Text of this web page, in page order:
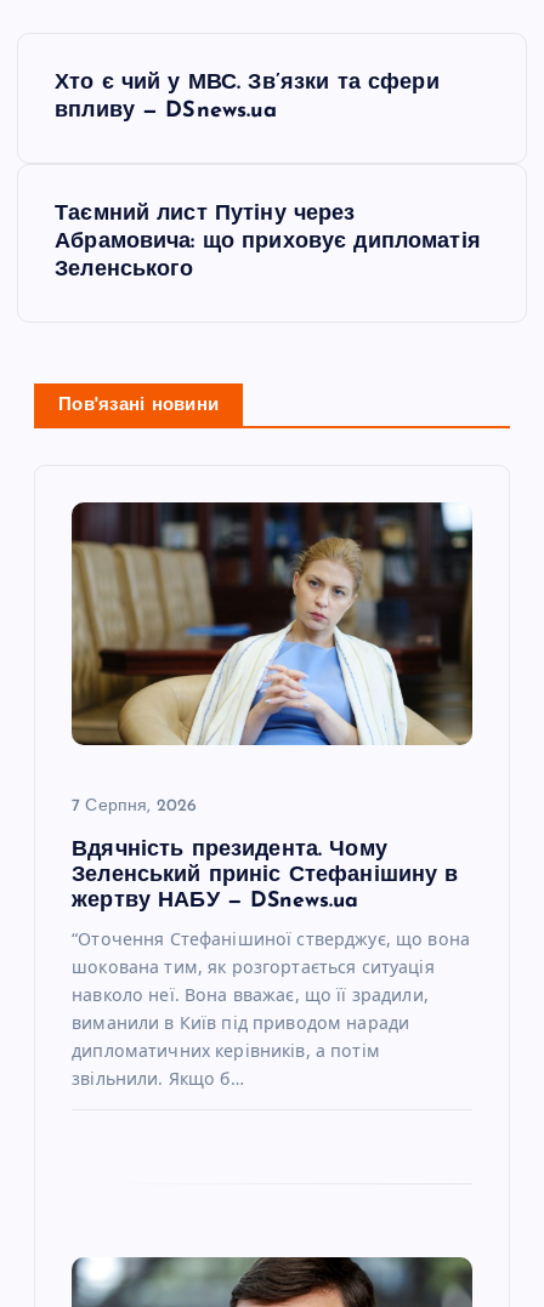
ц
Хто є чий у МВС. Зв’язки та сфери
впливу — DSnews.ua
Таємний лист Путіну через
Абрамовича: що приховує дипломатія
Зеленського
Пов'язані новини
7 Серпня, 2026
Вдячність президента. Чому
Зеленський приніс Стефанішину в
жертву НАБУ — DSnews.ua
“Оточення Стефанішиної стверджує, що вона
шокована тим, як розгортається ситуація
навколо неї. Вона вважає, що її зрадили,
виманили в Київ під приводом наради
дипломатичних керівників, а потім
звільнили. Якщо б…